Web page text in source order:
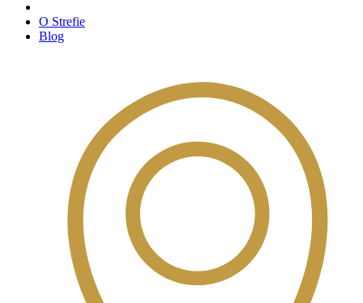
O Strefie
Blog